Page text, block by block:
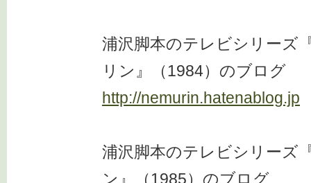
浦沢脚本のテレビシリーズ
リン』（1984）のブログ
http://nemurin.hatenablog.jp
浦沢脚本のテレビシリーズ
ン』（1985）のブログ